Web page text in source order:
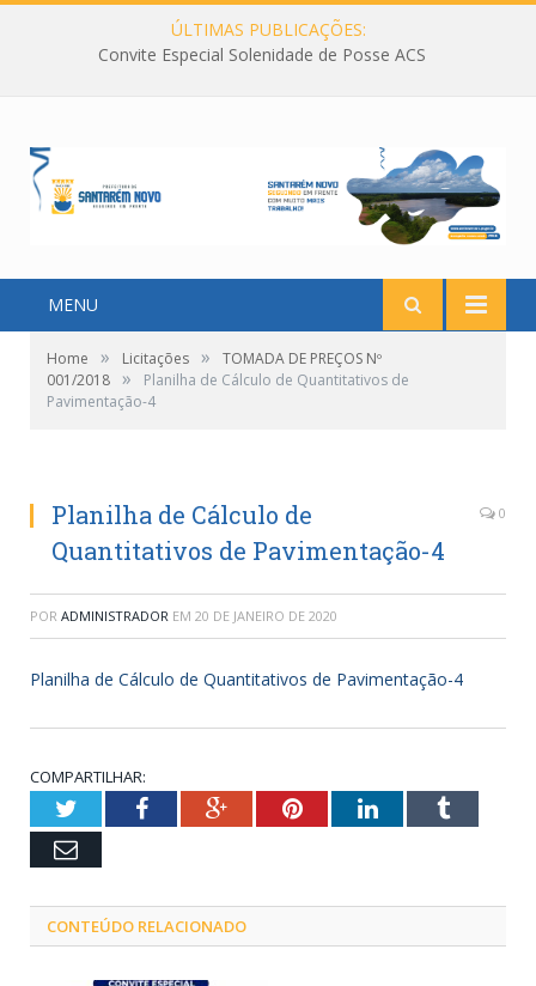
ÚLTIMAS PUBLICAÇÕES:
Convite Especial Solenidade de Posse ACS
MENU
Home » Licitações »
TOMADA DE PREÇOS Nº
001/2018 »
Planilha de Cálculo de Quantitativos de
Pavimentação-4
Planilha de Cálculo de
Quantitativos de Pavimentação-4
0
POR ADMINISTRADOR EM 20 DE JANEIRO DE 2020
Planilha de Cálculo de Quantitativos de Pavimentação-4
COMPARTILHAR:
TwitterFacebookGoogle+PinterestLinkedInTumblr
Email
CONTEÚDO RELACIONADO